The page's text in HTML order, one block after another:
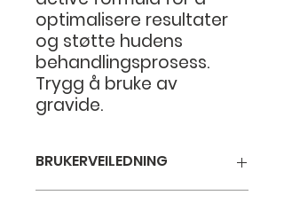
optimalisere resultater
og støtte hudens
behandlingsprosess.
Trygg å bruke av
gravide.
BRUKERVEILEDNING